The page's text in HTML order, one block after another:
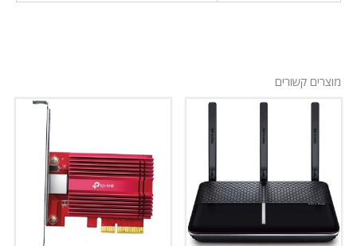
מוצרים קשורים